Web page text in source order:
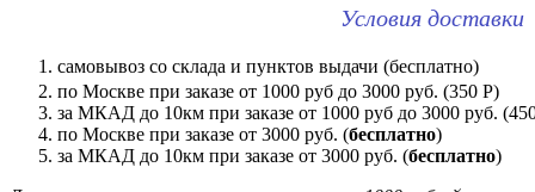
Условия доставки
самовывоз со склада и пунктов выдачи (бесплатно)
по Москве при заказе от 1000 руб до 3000 руб. (350 Р)
за МКАД до 10км при заказе от 1000 руб до 3000 руб.
по Москве при заказе от 3000 руб. (бесплатно)
за МКАД до 10км при заказе от 3000 руб. (бесплатно)